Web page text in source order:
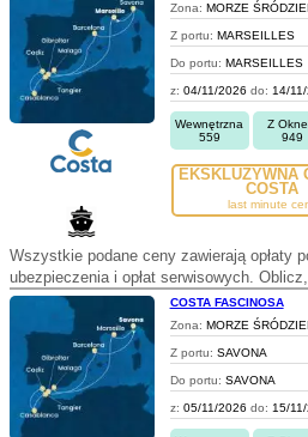
Zona: MORZE
Z portu: MARSEILLES
Do portu: MARSEILLES
z: 04/11/2026 do: 14/
Wewnętrzna
559
Z
949
EKSKLUZYWNA
COSTA
last minute
Wszystkie podane ceny zawierają opłaty
ubezpieczenia i opłat serwisowych.
COSTA FASCINOSA
Zona: MORZE
Z portu: SAVONA
Do portu: SAVONA
z: 05/11/2026 do: 15/